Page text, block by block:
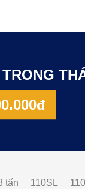
tấn 110SL